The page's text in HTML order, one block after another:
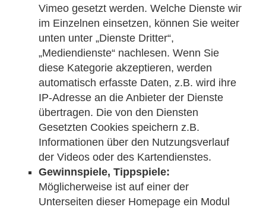
Vimeo gesetzt werden. Welche Dienste wir
im Einzelnen einsetzen, können Sie weiter
unten unter „Dienste Dritter“,
„Mediendienste“ nachlesen. Wenn Sie
diese Kategorie akzeptieren, werden
automatisch erfasste Daten, z.B. wird ihre
IP-Adresse an die Anbieter der Dienste
übertragen. Die von den Diensten
Gesetzten Cookies speichern z.B.
Informationen über den Nutzungsverlauf
der Videos oder des Kartendienstes.
Gewinnspiele, Tippspiele:
Möglicherweise ist auf einer der
Unterseiten dieser Homepage ein Modul